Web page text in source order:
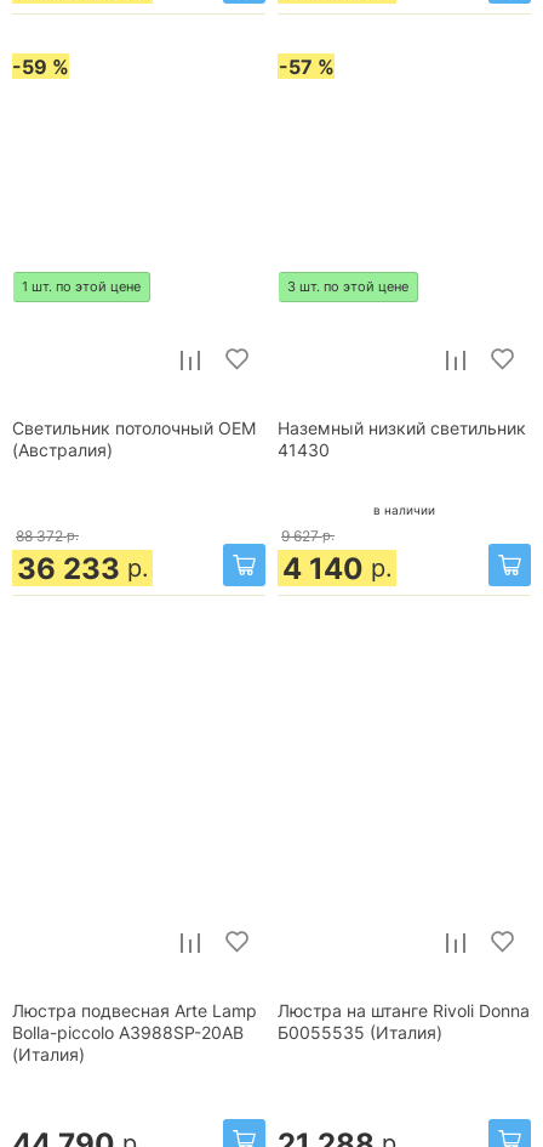
-59 %
1 шт. по этой цене
Светильник потолочный OEM
(Австралия)
88 372 р.
36 233 р.
-57 %
3 шт. по этой цене
Наземный низкий светильник
41430
в наличии
9 627 р.
4 140 р.
Люстра подвесная Arte Lamp
Bolla-piccolo A3988SP-20AB
(Италия)
Люстра на штанге Rivoli Donna
Б0055535 (Италия)